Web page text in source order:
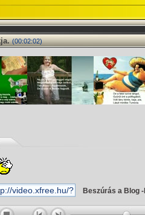
(00:02:02)
Beszúrás a Blog -